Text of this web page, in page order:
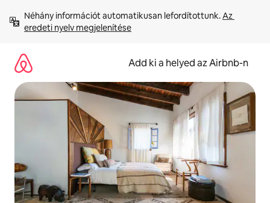
tartalomra
Néhány információt automatikusan lefordítottunk. Az
eredeti nyelv megjelenítése
Add ki a helyed az Airbnb-n